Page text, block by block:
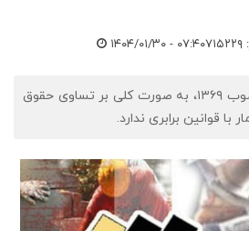
۱۴۰۴/۰۱/۳۰ - ۰۷:۴۰
اقتصادنیوز: قانون کار مصوب ۱۳۶۹، به صورت کلی بر تساوی حقوق
با قوانین برابری ندارد.